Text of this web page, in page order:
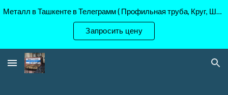
Skip to navigation
Металл в Ташкенте в Телеграмм ( Профильная труба, Круг, Шестигранник Ст45, 40Х, )
Запросить цену